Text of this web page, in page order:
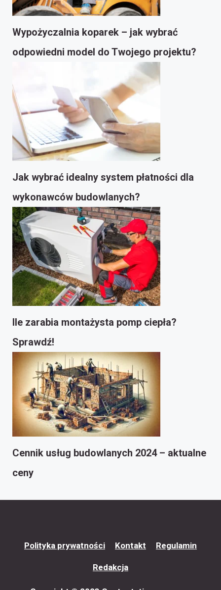
Wypożyczalnia koparek – jak wybrać
odpowiedni model do Twojego projektu?
Jak wybrać idealny system płatności dla
wykonawców budowlanych?
Ile zarabia montażysta pomp ciepła?
Sprawdź!
Cennik usług budowlanych 2024 – aktualne
ceny
Polityka prywatności Kontakt Regulamin
Redakcja